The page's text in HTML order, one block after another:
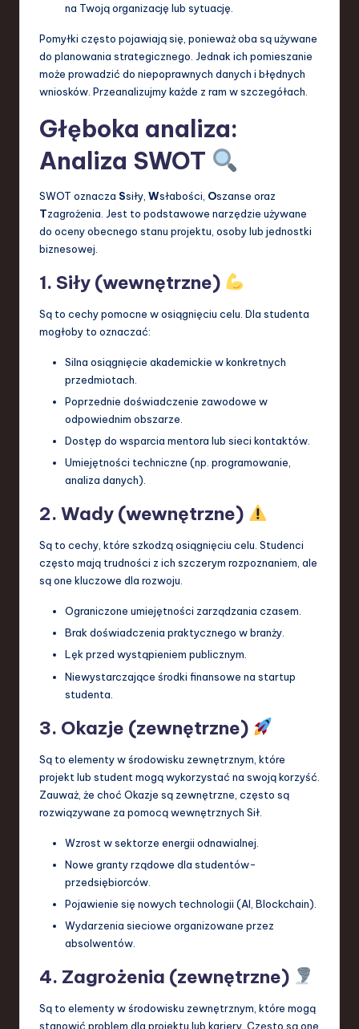
ti
o
na Twoją organizację lub sytuację.
Pomyłki często pojawiają się, ponieważ oba są używane
do planowania strategicznego. Jednak ich pomieszanie
może prowadzić do niepoprawnych danych i błędnych
wniosków. Przeanalizujmy każde z ram w szczegółach.
Głęboka analiza:
Analiza SWOT
SWOT oznacza Ssiły, Wsłabości, Oszanse oraz
Tzagrożenia. Jest to podstawowe narzędzie używane
do oceny obecnego stanu projektu, osoby lub jednostki
biznesowej.
1. Siły (wewnętrzne)
Są to cechy pomocne w osiągnięciu celu. Dla studenta
mogłoby to oznaczać:
Silna osiągnięcie akademickie w konkretnych
przedmiotach.
Poprzednie doświadczenie zawodowe w
odpowiednim obszarze.
Dostęp do wsparcia mentora lub sieci kontaktów.
Umiejętności techniczne (np. programowanie,
analiza danych).
2. Wady (wewnętrzne)
Są to cechy, które szkodzą osiągnięciu celu. Studenci
często mają trudności z ich szczerym rozpoznaniem, ale
są one kluczowe dla rozwoju.
Ograniczone umiejętności zarządzania czasem.
Brak doświadczenia praktycznego w branży.
Lęk przed wystąpieniem publicznym.
Niewystarczające środki finansowe na startup
studenta.
3. Okazje (zewnętrzne)
Są to elementy w środowisku zewnętrznym, które
projekt lub student mogą wykorzystać na swoją korzyść.
Zauważ, że choć Okazje są zewnętrzne, często są
rozwiązywane za pomocą wewnętrznych Sił.
Wzrost w sektorze energii odnawialnej.
Nowe granty rządowe dla studentów-
przedsiębiorców.
Pojawienie się nowych technologii (AI, Blockchain).
Wydarzenia sieciowe organizowane przez
absolwentów.
4. Zagrożenia (zewnętrzne)
Są to elementy w środowisku zewnętrznym, które mogą
stanowić problem dla projektu lub kariery. Często są one